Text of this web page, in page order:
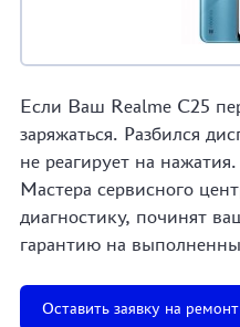
Если Ваш Realme C25
заряжаться. Разбился
не реагирует на
Мастера сервисного
диагностику, починят
гарантию на
Оставить заявку на